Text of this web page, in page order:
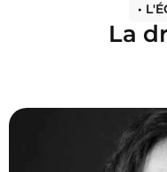
•
La